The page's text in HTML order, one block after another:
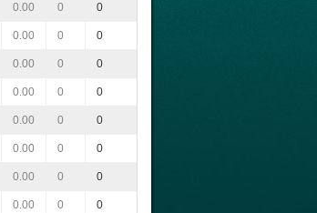
0.00 0 0
0.00 0 0
0.00 0 0
0.00 0 0
0.00 0 0
0.00 0 0
0.00 0 0
0.00 0 0